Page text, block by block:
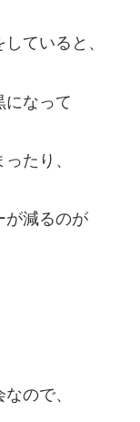
ていると、
になって
たり、
が減るのが
ので、